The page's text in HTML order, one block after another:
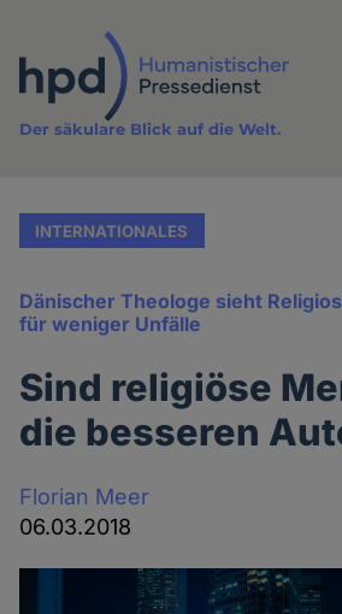
Inhalt
Der säkulare Blick auf die Welt.
INTERNATIONALES
Dänischer Theologe sieht
für weniger Unfälle
Sind religiöse
die besseren
Florian Meer
06.03.2018